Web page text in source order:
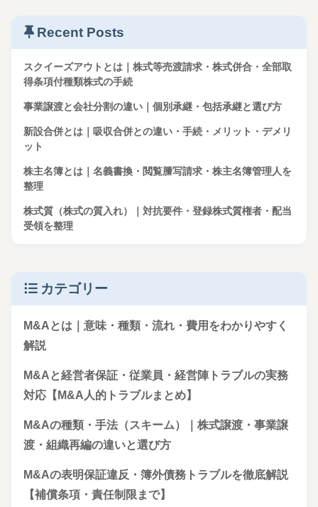
Recent Posts
スクイーズアウトとは｜株式等売渡請求・株式併合・全部取
得条項付種類株式の手続
事業譲渡と会社分割の違い｜個別承継・包括承継と選び方
新設合併とは｜吸収合併との違い・手続・メリット・デメリ
ット
株主名簿とは｜名義書換・閲覧謄写請求・株主名簿管理人を
整理
株式質（株式の質入れ）｜対抗要件・登録株式質権者・配当
受領を整理
カテゴリー
M&Aとは｜意味・種類・流れ・費用をわかりやすく
解説
M&Aと経営者保証・従業員・経営陣トラブルの実務
対応【M&A人的トラブルまとめ】
M&Aの種類・手法（スキーム）｜株式譲渡・事業譲
渡・組織再編の違いと選び方
M&Aの表明保証違反・簿外債務トラブルを徹底解説
【補償条項・責任制限まで】